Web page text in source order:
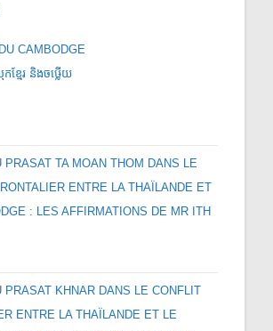
CAMBODGE
ខ្មែរ និងចឞ្លើយ
PRASAT TA MOAN THOM DANS LE
ENTRE LA THAÏLANDE ET
: LES AFFIRMATIONS DE MR ITH
PRASAT KHNAR DANS LE CONFLIT
ENTRE LA THAÏLANDE ET LE